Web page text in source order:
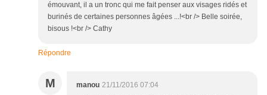
émouvant, il a un tronc qui me fait penser aux visages ridés et
burinés de certaines personnes âgées ...!<br /> Belle soirée,
bisous !<br /> Cathy
Répondre
M manou 21/11/2016 07:04